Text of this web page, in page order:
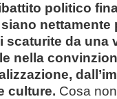
politico
nettamente
scaturite da una
nella
culture. Cosa